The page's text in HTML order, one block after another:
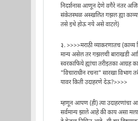
निदर्शनास आणून देणे वगैरे नंतर
संकेतस्थळ अस्खलित गझल ह्या
तसे इथे होऊ नये असे वाटले)
३. >>>>मराठी व्याकरणातच (काव्य
मान्य असेल तर गझलची बाराखडी
स्वरकाफिये ह्यांचा तरीइतका आग्रह
"विचाराधीन रचना" सारखा विभाग
यावर किती उदाहरणे देऊ?>>>>
म्हणून आपण (ही) त्या उदाहरणांचा
सर्वमान्य झाले आहे की काय असा